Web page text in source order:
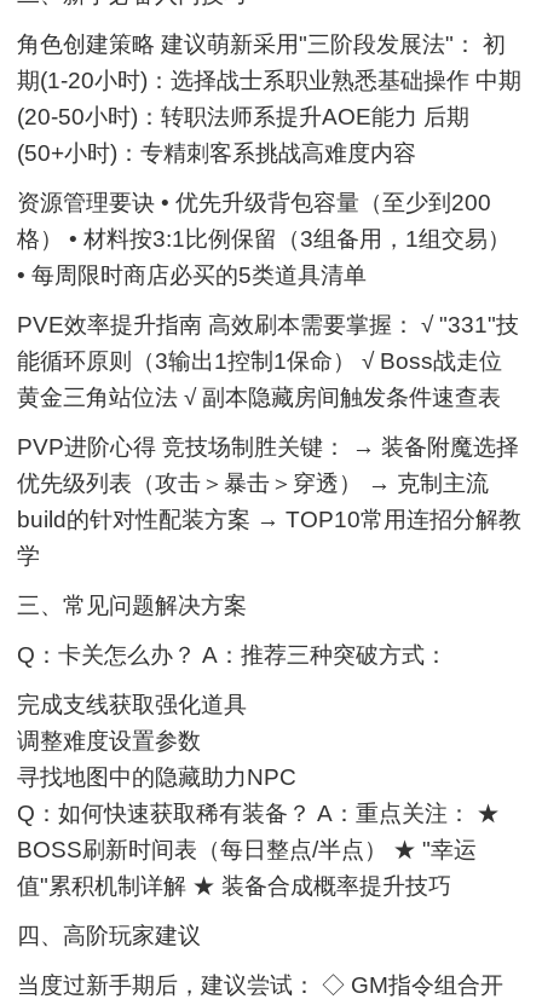
角色创建策略 建议萌新采用"三阶段发展法"： 初
期(1-20小时)：选择战士系职业熟悉基础操作 中期
(20-50小时)：转职法师系提升AOE能力 后期
(50+小时)：专精刺客系挑战高难度内容
资源管理要诀 • 优先升级背包容量（至少到200
格） • 材料按3:1比例保留（3组备用，1组交易）
• 每周限时商店必买的5类道具清单
PVE效率提升指南 高效刷本需要掌握： √ "331"技
能循环原则（3输出1控制1保命） √ Boss战走位
黄金三角站位法 √ 副本隐藏房间触发条件速查表
PVP进阶心得 竞技场制胜关键： → 装备附魔选择
优先级列表（攻击＞暴击＞穿透） → 克制主流
build的针对性配装方案 → TOP10常用连招分解教
学
三、常见问题解决方案
Q：卡关怎么办？ A：推荐三种突破方式：
完成支线获取强化道具
调整难度设置参数
寻找地图中的隐藏助力NPC
Q：如何快速获取稀有装备？ A：重点关注： ★
BOSS刷新时间表（每日整点/半点） ★ "幸运
值"累积机制详解 ★ 装备合成概率提升技巧
四、高阶玩家建议
当度过新手期后，建议尝试： ◇ GM指令组合开